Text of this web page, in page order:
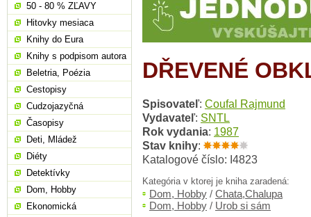
DŘEVENÉ
Spisovateľ: Coufal Rajmund
Vydavateľ: SNTL
Rok vydania: 1987
Stav knihy:
Katalogové číslo: I4823
Kategória v ktorej je kniha zaradená:
Dom, Hobby / Chata,Chalupa
Dom, Hobby / Urob si sám
50 - 80 % ZĽAVY
Hitovky mesiaca
Knihy do Eura
Knihy s podpisom autora
Beletria, Poézia
Cestopisy
Cudzojazyčná
Časopisy
Deti, Mládež
Diéty
Detektívky
Dom, Hobby
Ekonomická